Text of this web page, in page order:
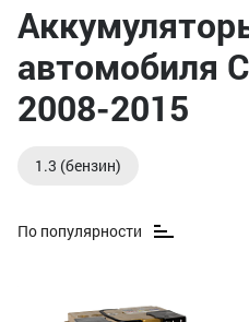
автомобиля
2008-2015
1.3 (бензин)
По популярности